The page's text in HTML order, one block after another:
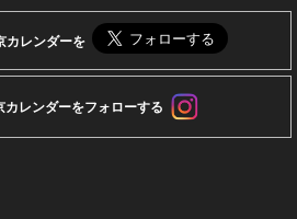
カレンダーを
レンダーをフォローする